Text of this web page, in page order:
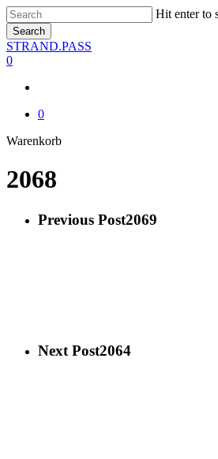
Skip
to
main
content
Hit enter to
Search
Close
Search
STRAND.PASS
0
0
WarenkorbClose
2068
Previous Post2069
Next Post2064